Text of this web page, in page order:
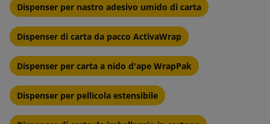
Dispenser per nastro adesivo umido di carta
Dispenser di carta da pacco ActivaWrap
Dispenser per carta a nido d'ape WrapPak
Dispenser per pellicola estensibile